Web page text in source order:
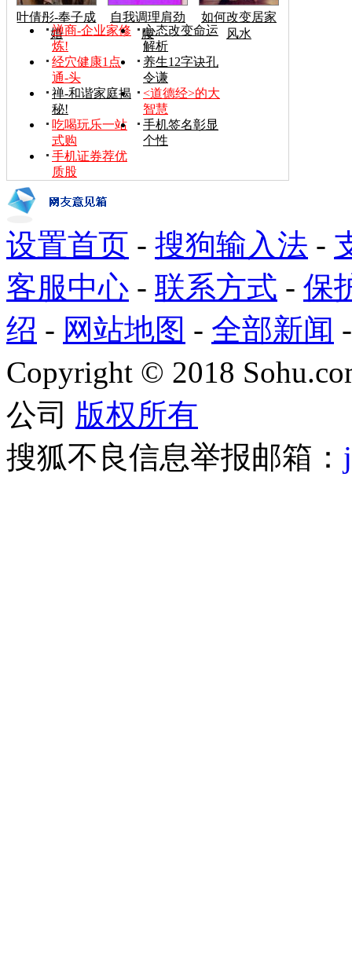
叶倩彤-奉子成
婚
自我调理肩劲
腰
如何改变居家
风水
禅商-企业家修
炼!
心态改变命运
解析
经穴健康1点
通-头
养生12字诀孔
令谦
禅-和谐家庭揭
秘!
<道德经>的大
智慧
吃喝玩乐一站
式购
手机签名彰显
个性
手机证券荐优
质股
设置首页 - 搜狗输入法 -
客服中心 - 联系方式 - 保
绍 - 网站地图 - 全部新闻
Copyright © 2018
公司 版权所有
搜狐不良信息举报邮箱：